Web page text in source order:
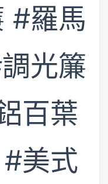
#羅馬
光簾
百葉
美式